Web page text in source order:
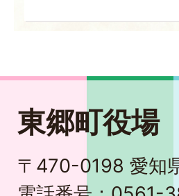
東郷町役場
〒470-0198 愛知